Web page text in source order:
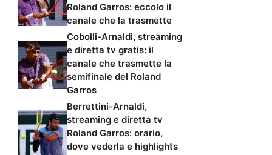
Roland Garros: eccolo il
canale che la trasmette
Cobolli-Arnaldi, streaming
e diretta tv gratis: il
canale che trasmette la
semifinale del Roland
Garros
Berrettini-Arnaldi,
streaming e diretta tv
Roland Garros: orario,
dove vederla e highlights